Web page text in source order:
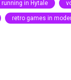
running in Hytale
retro games in